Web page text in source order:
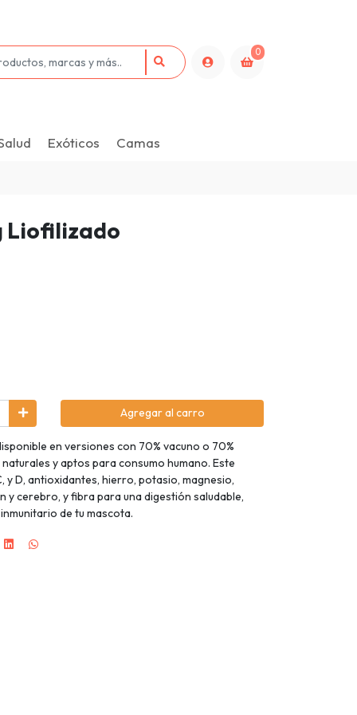
0
Exóticos Camas
Liofilizado
Agregar al carro
en versiones con 70% vacuno o 70%
y aptos para consumo humano. Este
y D, antioxidantes, hierro, potasio, magnesio,
y cerebro, y fibra para una digestión saludable,
de tu mascota.